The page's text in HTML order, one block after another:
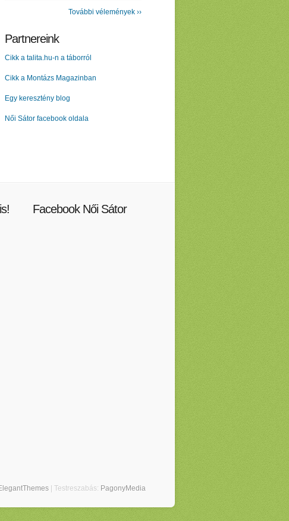
További vélemények ››
Partnereink
Cikk a talita.hu-n a táborról
Cikk a Montázs Magazinban
Egy keresztény blog
Női Sátor facebook oldala
Facebook Női Sátor
| Testreszabás: PagonyMedia